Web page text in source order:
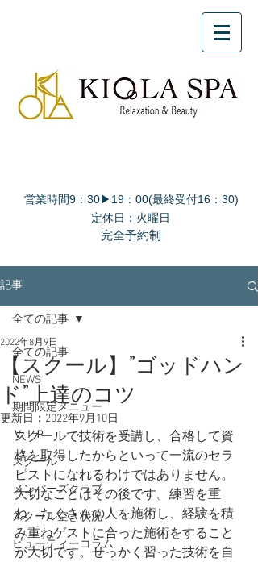
営業時間9：30▶19：00(最終受付16：30)
定休日：火曜日
完全予約制
記事
全ての記事
NEWS
期間限定メニュー
ＶＩＰ
スクール
メンバーズクラブ
スクール空き状況
ビューティーコラム
全ての記事
【スクール】”ゴッドハン
ド”上達のコツ
2022年8月9日
更新日： 2022年9月10日
スクールで技術を受講し、合格して資
格を取得したからといって一流のセラ
ピストになれるわけではありません。
大切なことはその後です。練習を重
ね、たくさんの人を施術し、経験を積
み重ねゲストに合った施術をすること
が大切です。せっかく習った技術を自